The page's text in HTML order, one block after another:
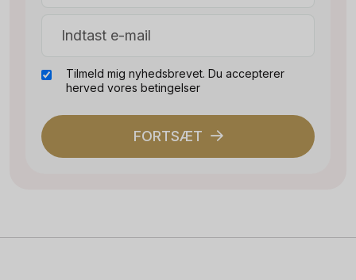
Tilmeld mig nyhedsbrevet. Du accepterer
herved vores betingelser
FORTSÆT